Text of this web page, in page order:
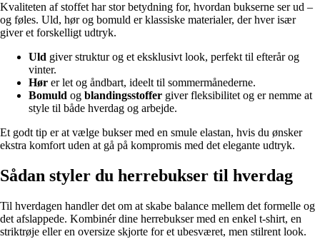
Kvaliteten af stoffet har stor betydning for, hvordan bukserne ser ud –
og føles. Uld, hør og bomuld er klassiske materialer, der hver især
giver et forskelligt udtryk.
Uld giver struktur og et eksklusivt look, perfekt til efterår og
vinter.
Hør er let og åndbart, ideelt til sommermånederne.
Bomuld og blandingsstoffer giver fleksibilitet og er nemme at
style til både hverdag og arbejde.
Et godt tip er at vælge bukser med en smule elastan, hvis du ønsker
ekstra komfort uden at gå på kompromis med det elegante udtryk.
Sådan styler du herrebukser til hverdag
Til hverdagen handler det om at skabe balance mellem det formelle og
det afslappede. Kombinér dine herrebukser med en enkel t-shirt, en
striktrøje eller en oversize skjorte for et ubesværet, men stilrent look.